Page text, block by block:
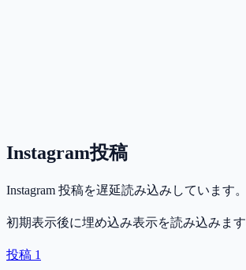
Instagram投稿
Instagram 投稿を遅延読み込みしています。
初期表示後に埋め込み表示を読み込みます
投稿 1